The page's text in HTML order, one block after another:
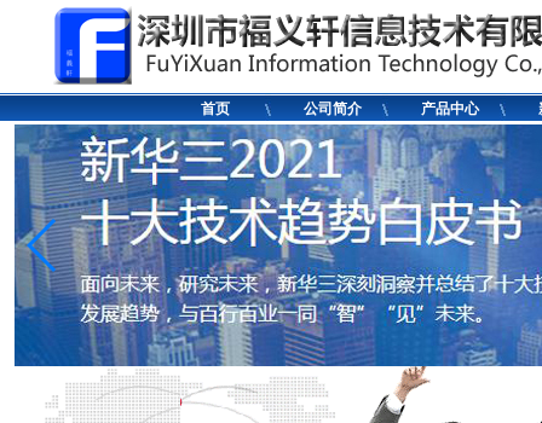
首页 公司简介 产品中心